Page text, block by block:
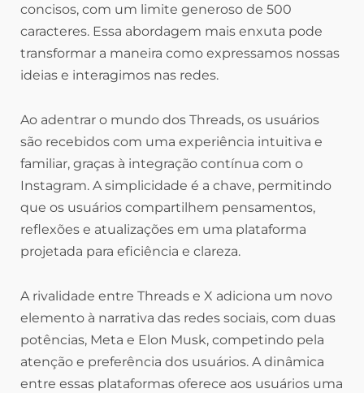
concisos, com um limite generoso de 500
caracteres. Essa abordagem mais enxuta pode
transformar a maneira como expressamos nossas
ideias e interagimos nas redes.
Ao adentrar o mundo dos Threads, os usuários
são recebidos com uma experiência intuitiva e
familiar, graças à integração contínua com o
Instagram. A simplicidade é a chave, permitindo
que os usuários compartilhem pensamentos,
reflexões e atualizações em uma plataforma
projetada para eficiência e clareza.
A rivalidade entre Threads e X adiciona um novo
elemento à narrativa das redes sociais, com duas
potências, Meta e Elon Musk, competindo pela
atenção e preferência dos usuários. A dinâmica
entre essas plataformas oferece aos usuários uma